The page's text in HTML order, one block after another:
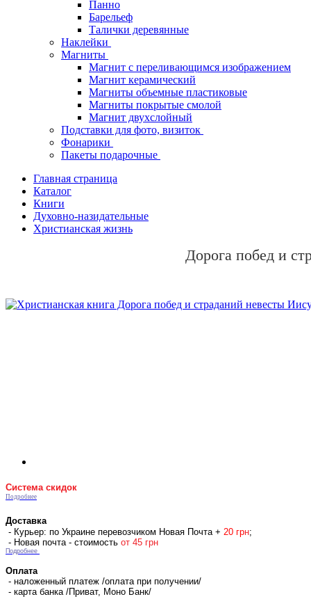
Панно
Барельеф
Талички деревянные
Наклейки
Магниты
Магнит с переливающимся изображением
Магнит керамический
Магниты объемные пластиковые
Магниты покрытые смолой
Магнит двухслойный
Подставки для фото, визиток
Фонарики
Пакеты подарочные
Главная страница
Каталог
Книги
Духовно-назидательные
Христианская жизнь
Дорога побед и
Система скидок
Подробнее
Доставка
- Курьер: по Украине перевозчиком Новая Почта + 20 грн;
- Новая почта - стоимость от 45 грн
Подробнее
Оплата
- наложенный платеж /оплата при получении/
- карта банка /Приват, Моно Банк/